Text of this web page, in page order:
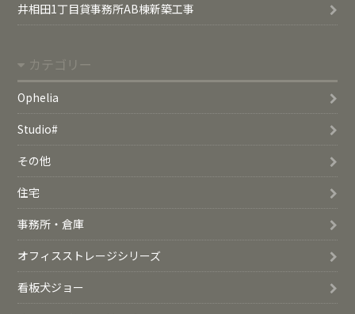
井相田1丁目貸事務所AB棟新築工事
カテゴリー
Ophelia
Studio#
その他
住宅
事務所・倉庫
オフィスストレージシリーズ
看板犬ジョー